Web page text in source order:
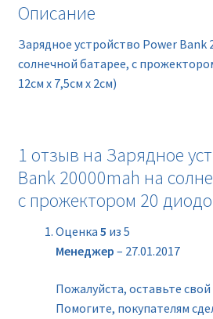
прожектором
20
диодов
Описание
Зарядное устройство Power Bank
солнечной батарее, с
12см x 7,5см x 2см)
1 отзыв на Зарядное
Bank 20000mah на
с прожектором 20
Оценка 5 из 5
Менеджер – 27.01.2017
Пожалуйста, оставьте
Помогите, покупателям